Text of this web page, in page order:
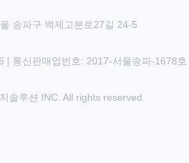
송파구 백제고분로27길 24-5
| 통신판매업번호: 2017-서울송파-1678호
솔루션 INC. All rights reserved.